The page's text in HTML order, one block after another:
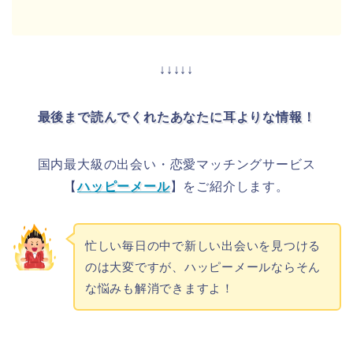
↓↓↓↓↓
最後まで読んでくれたあなたに耳よりな情報！
国内最大級の出会い・恋愛マッチングサービス
【ハッピーメール】をご紹介します。
忙しい毎日の中で新しい出会いを見つける
のは大変ですが、ハッピーメールならそん
な悩みも解消できますよ！